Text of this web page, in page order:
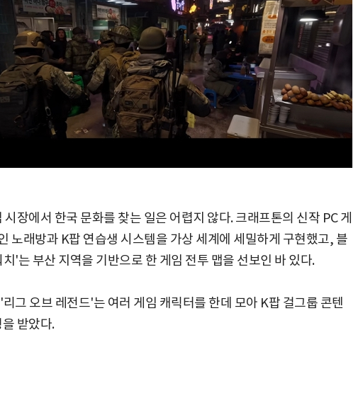
시장에서 한국 문화를 찾는 일은 어렵지 않다. 크래프톤의 신작 PC 게
노래방과 K팝 연습생 시스템을 가상 세계에 세밀하게 구현했고, 블
'는 부산 지역을 기반으로 한 게임 전투 맵을 선보인 바 있다.
그 오브 레전드'는 여러 게임 캐릭터를 한데 모아 K팝 걸그룹 콘텐
받았다.